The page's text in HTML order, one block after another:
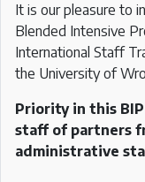
i
It is our pleasure to
Blended Intensive
International Staff
the University of
Priority in this
staff of partners
administrative